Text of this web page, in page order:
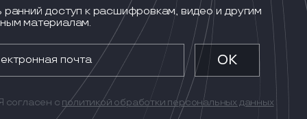
ранний доступ к расшифровкам, видео и другим
материалам.
согласен с политикой обработки персональных данных